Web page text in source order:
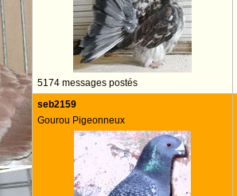
5174 messages postés
seb2159
Gourou Pigeonneux